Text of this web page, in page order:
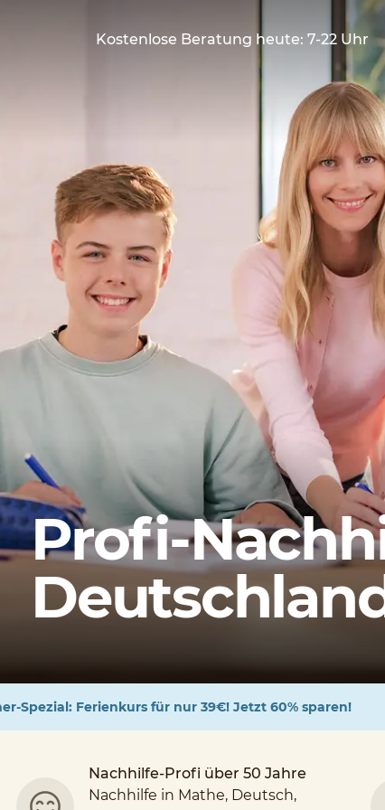
Kostenlose Beratung heute: 7-22 Uhr
Profi-
Spezial: Ferienkurs für nur 39€! Jetzt 60% sparen!
Nachhilfe-Profi über 50 Jahre
Nachhilfe in Mathe, Deutsch,